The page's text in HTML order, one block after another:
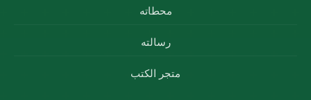
محطاته
رسالته
متجر الكتب